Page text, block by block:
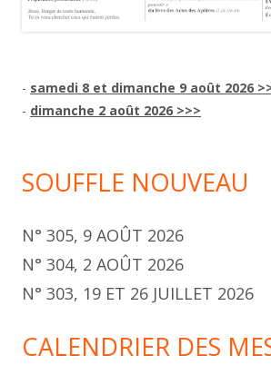
- samedi 8 et dimanche 9 août 2026
- dimanche 2 août 2026 >>>
SOUFFLE NOUVEAU
N° 305, 9 AOÛT 2026
N° 304, 2 AOÛT 2026
N° 303, 19 ET 26 JUILLET 2026
CALENDRIER DES